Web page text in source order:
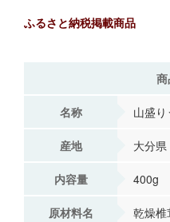
ふるさと納税掲載商品
名称 山盛
産地 大分県
内容量 400g
原材料名 乾燥椎